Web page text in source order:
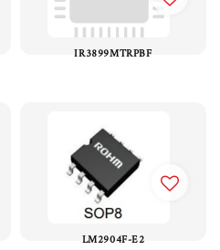
IR3899MTRPBF
LM2904F-E2